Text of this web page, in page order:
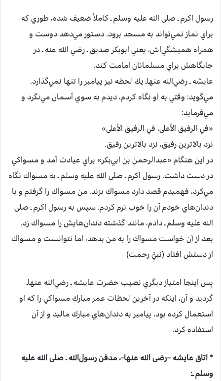
رسول‌ اكرم‌ ـ صلی الله علیه وسلم ـ كاملاً ضعيف‌ شده‌، طوري‌ كه‌
براي‌ نماز نمي‌تواند به‌ مسجد برود. دستور مي‌دهد دوست‌ و
همراه‌ هميشگي‌اش‌، يعني‌ ابوبكر صديق‌ ـ رضي الله عنه ـ در
جايگاهش‌ براي‌ مسلمانان‌ امامت‌ كند.
عايشه ـ رضي‌الله عنهاـ يك‌ لحظه‌ نيز پيامبر را تنها نمي‌گذارد.
مي‌گويد: وقتي‌ به‌ او نگاه‌ كردم‌، ديدم‌ به‌ سوي‌ آسمان‌ مي‌نگرد و
مي‌فرمايد:
«في‌ الرفيق‌ الأعلى‌، في‌ الرفيق‌ الأعلى‌»
نزد بالاترين‌ رفيق‌، نزد بالاترين‌ رفيق‌.
در اين‌ هنگام‌ «عبدالرحمن‌ بن‌ ابي‌بكر» براي‌ عيادت‌ آمد و مسواكي‌
در دست‌ داشت‌. رسول‌ اكرم‌ ـ صلی الله علیه وسلم ـ به‌ مسواك‌ نگاه‌
مي‌كرد، فهميدم‌ قصد دارد مسواك‌ بزند. من‌ مسواك‌ را گرفتم‌ و با
دندان‌هاي‌ خودم‌ آن‌ را خوب‌ نرم‌ كردم‌. سپس‌ به‌ رسول‌ اكرم‌ ـ صلی
الله علیه وسلم ـ دادم‌، مانند گذشته‌ دندان‌هايش‌ را مسواك‌ زد.
بعد از آن‌ خواست‌ مسواك‌ را به‌ من‌ بدهد، اما نتوانست‌ و مسواك‌
از دستش‌ افتاد (نبي‌َّ رحمت‌)
پس‌ اينجا امتياز ديگري‌ نصيب‌ حضرت‌ عايشه ـ رضي‌الله عنهاـ
گرديد و آن‌، اينكه‌ در آخرين‌ لحظات‌ عمر مبارك‌ مسواكي‌ را كه‌ او
استعمال‌ كرده‌ بود، پيامبر به‌ دندان‌هاي‌ مبارك‌ ماليد و از آن‌
استفاده‌ كرد.
* اتاق‌ عايشه –رضی الله عنها-‌، مدفن‌ رسول‌الله ـ صلی الله علیه
وسلم ـ: